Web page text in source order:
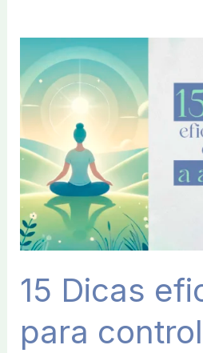
15 Dicas
para
Dicas
eficientes
para
controlar
a
ansiedade